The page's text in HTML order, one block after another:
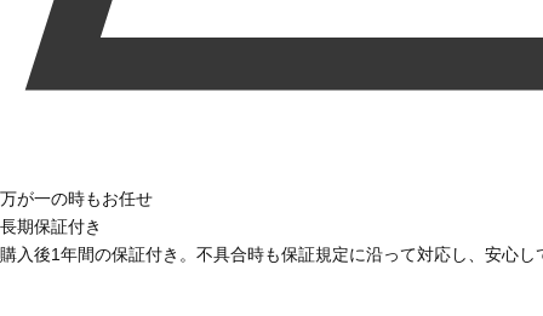
万が一の時もお任せ
長期保証付き
購入後1年間の保証付き。不具合時も保証規定に沿って対応し、安心